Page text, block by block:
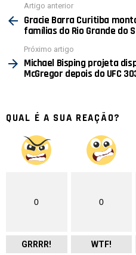
mais
Artigo anterior
Gracie Barra Curitiba
famílias do Rio Grande do
Próximo artigo
Michael Bisping projeta
McGregor depois do UFC
QUAL É A SUA REAÇÃO?
0
GRRRR!
0
WTF!